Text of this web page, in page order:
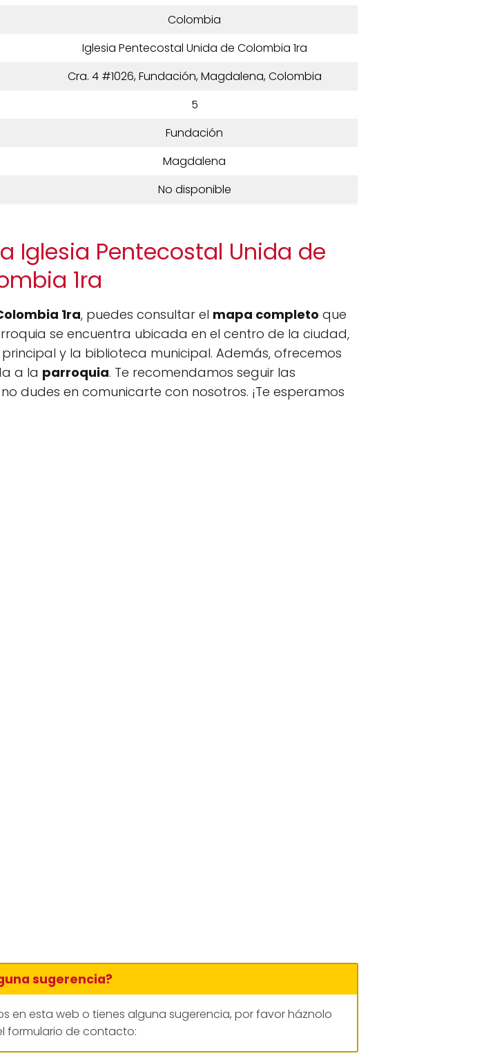
Colombia
Iglesia Pentecostal Unida de Colombia 1ra
Cra. 4 #1026, Fundación, Magdalena, Colombia
5
Fundación
Magdalena
No disponible
Iglesia Pentecostal Unida de
1ra
1ra, puedes consultar el mapa completo que
se encuentra ubicada en el centro de la ciudad,
y la biblioteca municipal. Además, ofrecemos
a la parroquia. Te recomendamos seguir las
dudes en comunicarte con nosotros. ¡Te esperamos
sugerencia?
en esta web o tienes alguna sugerencia, por favor háznolo
formulario de contacto: